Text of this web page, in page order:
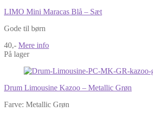
LIMO Mini Maracas Blå – Sæt
Gode til børn
40,- Mere info
På lager
Drum Limousine Kazoo – Metallic Grøn
Farve: Metallic Grøn